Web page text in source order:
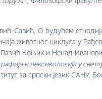
X/1, Филозофски
Савић, О будућем
животног циклуса у
Лазић Коњик и Ненад
и лексикологија у
за српски језик САНУ,